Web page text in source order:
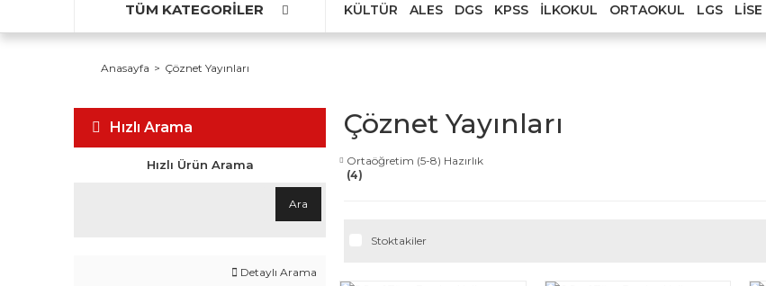
TÜM KATEGORİLER KÜLTÜR ALES DGS KPSS İLKOKUL ORTAOKUL LGS LISE
Anasayfa Çöznet Yayınları
Hızlı Arama
Hızlı Ürün Arama
Ara
Detaylı Arama
Çöznet Yayınları
Ortaöğretim (5-8) Hazırlık
(4)
Stoktakiler